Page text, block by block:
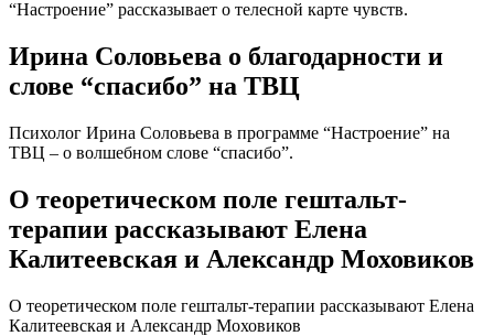
“Настроение” рассказывает о телесной карте чувств.
Ирина Соловьева о благодарности и
слове “спасибо” на ТВЦ
Психолог Ирина Соловьева в программе “Настроение” на
ТВЦ – о волшебном слове “спасибо”.
О теоретическом поле гештальт-
терапии рассказывают Елена
Калитеевская и Александр Моховиков
О теоретическом поле гештальт-терапии рассказывают Елена
Калитеевская и Александр Моховиков